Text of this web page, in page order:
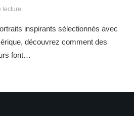
lecture
inspirants sélectionnés avec
découvrez comment des
font…